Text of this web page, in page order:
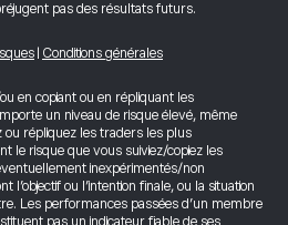
pas des résultats futurs.
Conditions générales
en copiant ou en répliquant les
un niveau de risque élevé, même
ou répliquez les traders les plus
le risque que vous suiviez/copiez les
inexpérimentés/non
l’objectif ou l’intention finale, ou la situation
Les performances passées d’un membre
pas un indicateur fiable de ses